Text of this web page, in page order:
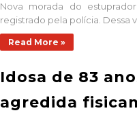
Nova morada do
registrado pela polícia. Dessa
Read More »
Idosa de 83
agredida